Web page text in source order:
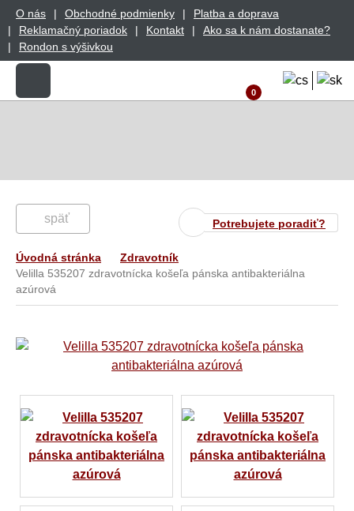
O nás Obchodné podmienky
Platba a doprava
Reklamačný poriadok
Kontakt
Ako sa k nám dostanate?
Rondon s výšivkou
0
Potrebujete poradiť?
späť
Úvodná stránka
Zdravotník
Velilla 535207 zdravotnícka košeľa pánska antibakteriálna
azúrová